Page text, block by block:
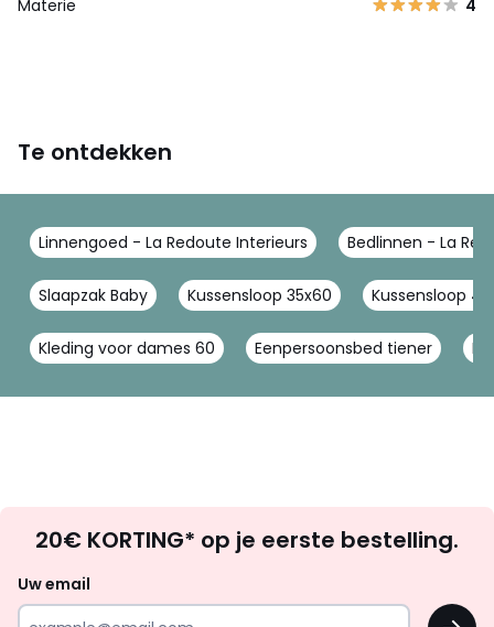
Materie 4
Te ontdekken
Linnengoed - La Redoute Interieurs Bedlinnen - La
Slaapzak Baby Kussensloop 35x60 Kussensloop
Kleding voor dames 60 Eenpersoonsbed tiener
zoek
inspiratie
20€ KORTING* op je eerste bestelling.
Uw email
OK